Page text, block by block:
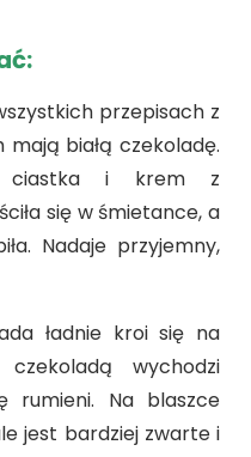
przepisach z
mają białą czekoladę.
ciastka i krem z
się w śmietance, a
Nadaje przyjemny,
ładnie kroi się na
wychodzi
rumieni. Na blaszce
jest bardziej zwarte i